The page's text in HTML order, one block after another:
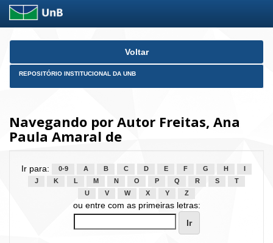
Skip
Voltar
REPOSITÓRIO INSTITUCIONAL DA UNB
Navegando por Autor Freitas, Ana
Paula Amaral de
Ir para: 0-9 A B C D E F G H
J
K L M N O P Q R S
T
U
V W X Y Z
ou entre com as primeiras letras: